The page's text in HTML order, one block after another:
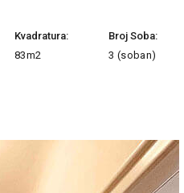
Kvadratura:
83m2
Broj Soba:
3 (soban)